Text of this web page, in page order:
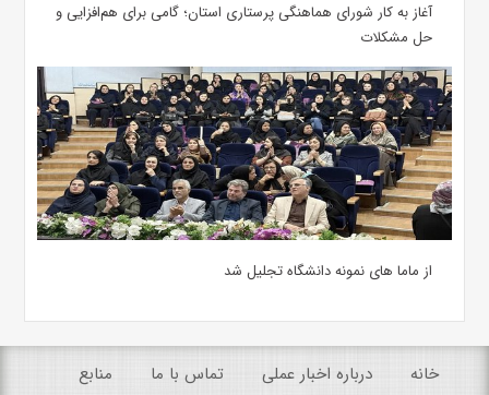
آغاز به کار شورای هماهنگی پرستاری استان؛ گامی برای هم‌افزایی و
حل مشکلات
از ماما های نمونه دانشگاه تجلیل شد
خانه درباره اخبار عملی تماس با ما منابع